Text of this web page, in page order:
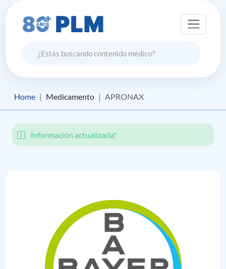
Home Medicamento APRONAX
Información actualizada*